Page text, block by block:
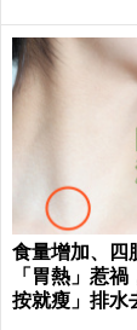
食量增加、四
「胃熱」惹
按就瘦」排水